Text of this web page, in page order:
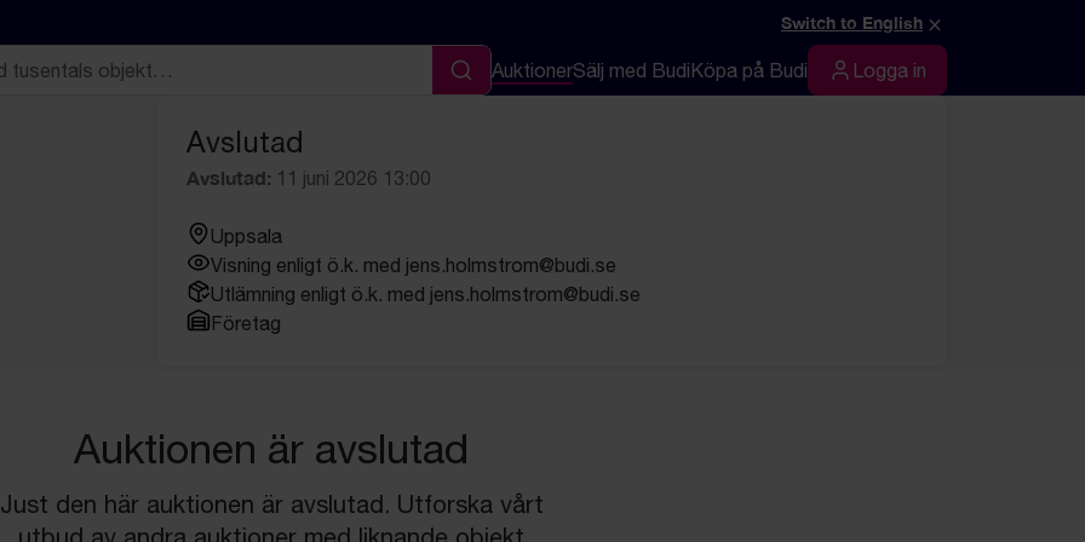
Switch to English ×
Sök
AuktionerSälj med BudiKöpa på Budi Logga in
Logga in
Avslutad
Avslutad: 11 juni 2026 13:00
Uppsala
Visning enligt ö.k. med jens.holmstrom@budi.se
Utlämning enligt ö.k. med jens.holmstrom@budi.se
Företag
Auktionen är avslutad
Just den här auktionen är avslutad. Utforska vårt